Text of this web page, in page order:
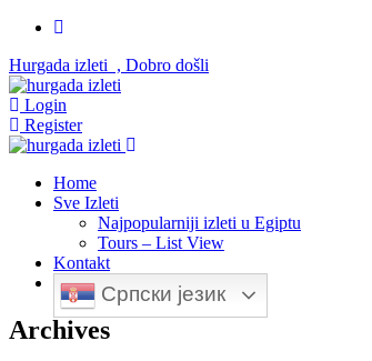
Hurgada izleti , Dobro došli
Login
Register
Home
Sve Izleti
Najpopularniji izleti u Egiptu
Tours – List View
Kontakt
Српски језик
Archives